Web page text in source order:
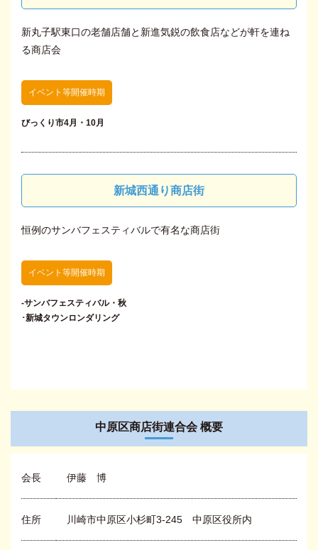
新丸子駅東口の老舗店舗と新進気鋭の飲食店などが軒を連ね
る商店会
イベント等開催時期
びっくり市4月・10月
新城西通り商店街
恒例のサンバフェスティバルで有名な商店街
イベント等開催時期
-サンバフェスティバル・秋
･新城タウンロンダリング
中原区商店街連合会 概要
会長 伊藤 博
住所 川崎市中原区小杉町3-245 中原区役所内